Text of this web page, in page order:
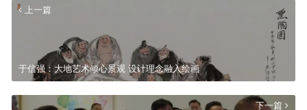
上一篇
于信强：大地艺术倾心景观 设计理念融入绘画
下一篇